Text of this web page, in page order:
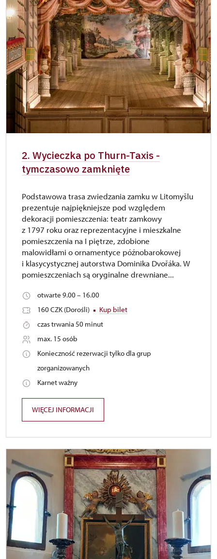
2. Wycieczka po Thurn-Taxis -
tymczasowo zamknięte
Podstawowa trasa zwiedzania zamku w Litomyšlu
prezentuje najpiękniejsze pod względem
dekoracji pomieszczenia: teatr zamkowy
z 1797 roku oraz reprezentacyjne i mieszkalne
pomieszczenia na I piętrze, zdobione
malowidłami o ornamentyce późnobarokowej
i klasycystycznej autorstwa Dominika Dvořáka. W
pomieszczeniach są oryginalne drewniane...
otwarte 9.00 – 16.00
160 CZK (Dorośli)
Kup bilet
czas trwania 50 minut
max. 15 osób
Konieczność rezerwacji tylko dla grup
zorganizowanych
Karnet ważny
WIĘCEJ INFORMACJI